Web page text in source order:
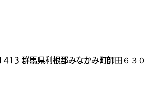
群馬県利根郡みなかみ町師田６３０